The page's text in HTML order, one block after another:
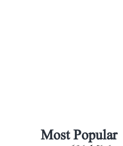
Most Popular